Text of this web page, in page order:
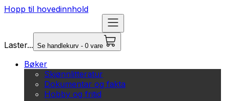
Hopp til hovedinnhold
Laster... Se handlekurv - 0 vare
Bøker
Skjønnlitteratur
Dokumentar og fakta
Hobby og fritid